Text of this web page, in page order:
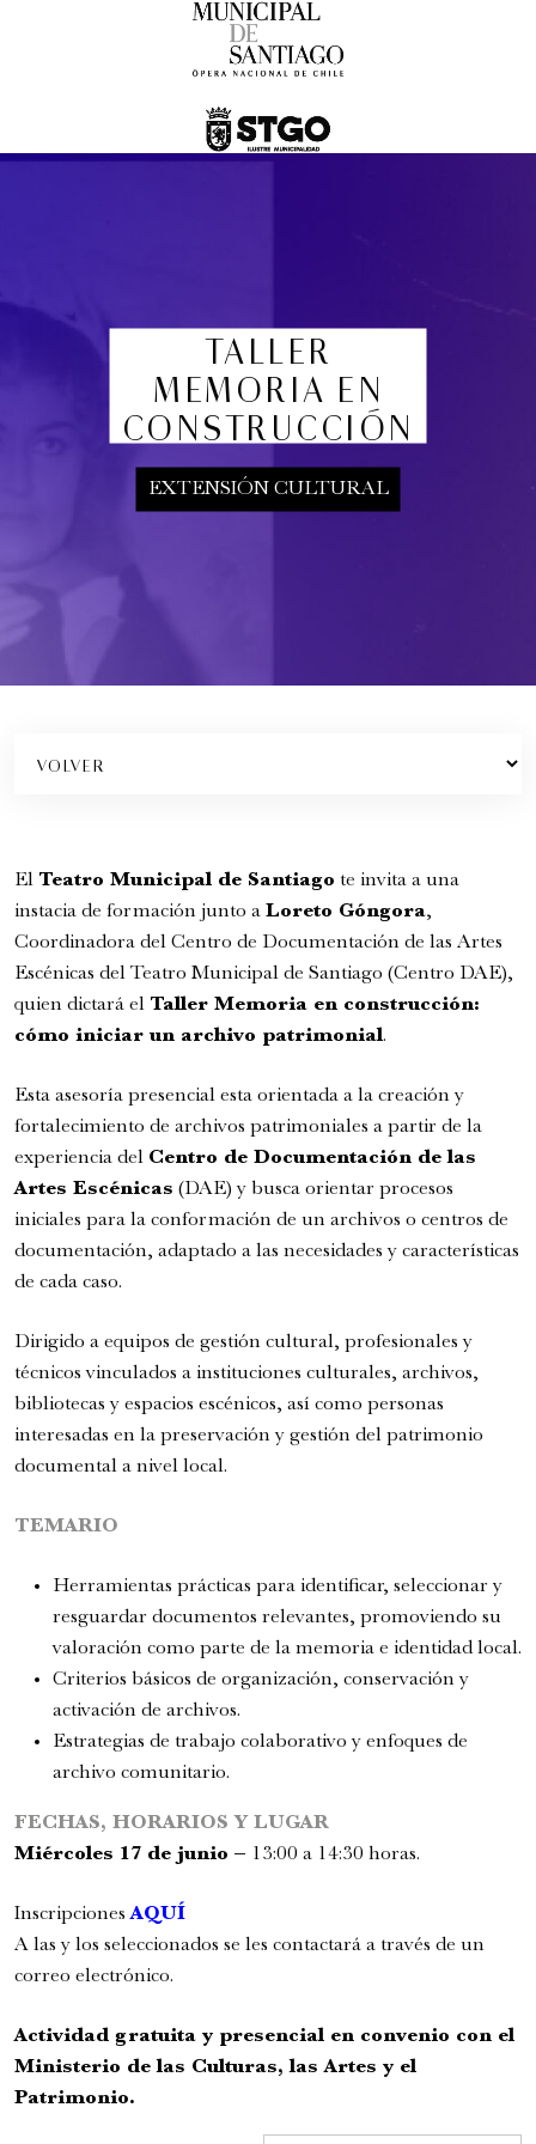
16 de agosto de 2026
Concierto Dramatizado: Cuadros de una
Conciertos y recitales
FamFest - Onheama (Brasil)
6:00 pm
Romeo y Julieta | 2026
6:00 pm
22 de agosto de 2026
sábado
FamFest - Onheama (Brasil)
TALLER
MEMORIA EN
CONSTRUCCIÓN
EXTENSIÓN CULTURAL
El Teatro Municipal de Santiago te invita a una
instacia de formación junto a Loreto Góngora,
Coordinadora del Centro de Documentación de las Artes
Escénicas del Teatro Municipal de Santiago (Centro DAE),
quien dictará el Taller Memoria en construcción:
cómo iniciar un archivo patrimonial.
Esta asesoría presencial esta orientada a la creación y
fortalecimiento de archivos patrimoniales a partir de la
experiencia del Centro de Documentación de las
Artes Escénicas (DAE) y busca orientar procesos
iniciales para la conformación de un archivos o centros de
documentación, adaptado a las necesidades y características
de cada caso.
Dirigido a equipos de gestión cultural, profesionales y
técnicos vinculados a instituciones culturales, archivos,
bibliotecas y espacios escénicos, así como personas
interesadas en la preservación y gestión del patrimonio
documental a nivel local.
TEMARIO
Herramientas prácticas para identificar, seleccionar y
resguardar documentos relevantes, promoviendo su
valoración como parte de la memoria e identidad local.
Criterios básicos de organización, conservación y
activación de archivos.
Estrategias de trabajo colaborativo y enfoques de
archivo comunitario.
FECHAS, HORARIOS Y LUGAR
Miércoles 17 de junio – 13:00 a 14:30 horas.
InscripcionesAQUÍ
A las y los seleccionados se les contactará a través de un
correo electrónico.
Actividad gratuita y presencial en convenio con el
Ministerio de las Culturas, las Artes y el
Patrimonio.